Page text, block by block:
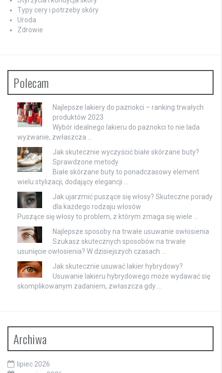
Typy cery i potrzeby skóry
Uroda
Zdrowie
Polecam
Najlepsze lakiery do paznokci – ranking trwałych
produktów 2023
Wybór idealnego lakieru do paznokci to nie lada
wyzwanie, zwłaszcza …
Jak skutecznie wyczyścić białe skórzane buty?
Sprawdzone metody
Białe skórzane buty to ponadczasowy element
wielu stylizacji, dodający elegancji …
Jak ujarzmić puszące się włosy? Skuteczne porady
dla każdego rodzaju włosów
Puszące się włosy to problem, z którym zmaga się wiele …
Najlepsze sposoby na trwałe usuwanie owłosienia
Szukasz skutecznych sposobów na trwałe
usunięcie owłosienia? W dzisiejszych czasach …
Jak skutecznie usuwać lakier hybrydowy?
Usuwanie lakieru hybrydowego może wydawać się
skomplikowanym zadaniem, zwłaszcza gdy …
Archiwa
lipiec 2026